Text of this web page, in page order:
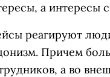
а интересы
реагируют
Причем
а во